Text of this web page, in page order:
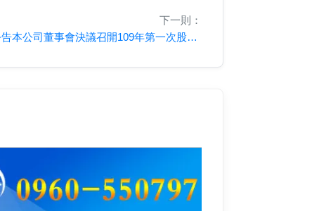
下一則：
公告本公司董事會決議召開109年第一次股東臨時會召開事宜。